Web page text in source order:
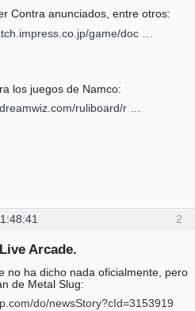
Contra anunciados, entre otros:
game/doc …
los juegos de Namco:
ruliboard/r …
2
Arcade.
no ha dicho nada oficialmente, pero
de Metal Slug:
do/newsStory?cId=3153919